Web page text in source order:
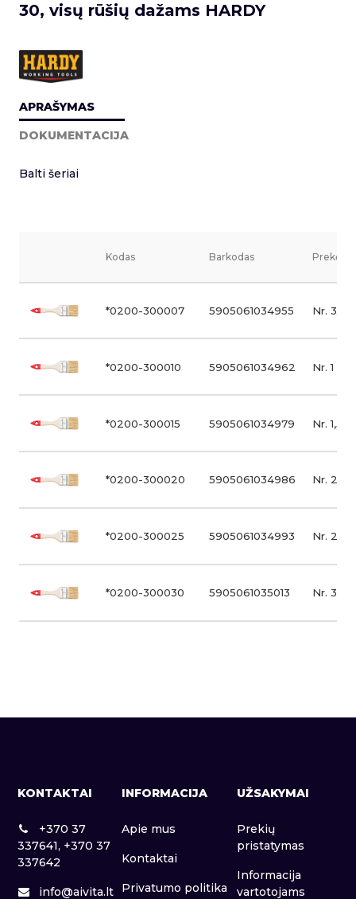
30, visų rūšių dažams HARDY
APRAŠYMAS
DOKUMENTACIJA
Balti šeriai
Kodas Barkodas Prekės
*0200-300007 5905061034955 Nr. 3/4
*0200-300010 5905061034962 Nr. 1
*0200-300015 5905061034979 Nr. 1,5
*0200-300020 5905061034986 Nr. 2
*0200-300025 5905061034993 Nr. 2,5
*0200-300030 5905061035013 Nr. 3
KONTAKTAI
+370 37
337641, +370 37
337642
info@aivita.lt
INFORMACIJA
Apie mus
Kontaktai
Privatumo politika
UŽSAKYMAI
Prekių
pristatymas
Informacija
vartotojams